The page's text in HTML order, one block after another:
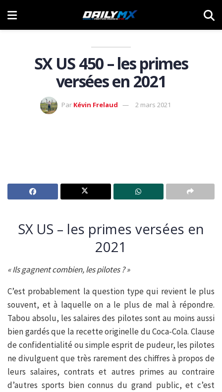
SX US 450 – les primes
versées en 2021
Par Kévin Frelaud 2 mars 2021
SX US – les primes versées en
2021
« Ils gagnent combien, les pilotes ? »
C’est probablement la question type qui revient le plus
souvent, et à laquelle on a le plus de mal à répondre.
Tabou absolu, les salaires des pilotes sont au moins aussi
bien gardés que la recette originelle du Coca-Cola. Clause
de confidentialité ou simple esprit de pudeur, les pilotes
ne divulguent que très rarement des chiffres à propos de
leurs salaires, contrats et autres primes au contraire
d’autres sports bien connus du grand public, et c’est